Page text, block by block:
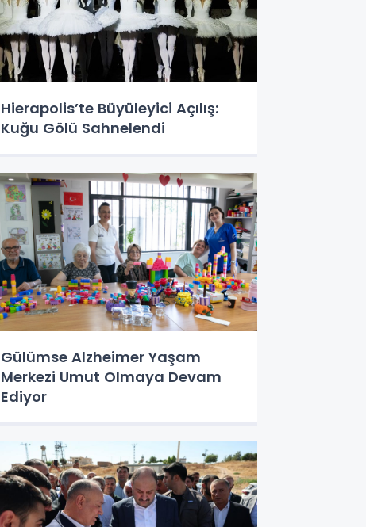
Hierapolis’te Büyüleyici Açılış:
Kuğu Gölü Sahnelendi
Gülümse Alzheimer Yaşam
Merkezi Umut Olmaya Devam
Ediyor